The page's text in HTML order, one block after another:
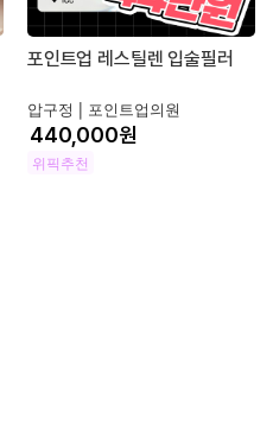
포인트업 레스틸렌 입술필러
압구정 | 포인트업의원
원
위픽추천